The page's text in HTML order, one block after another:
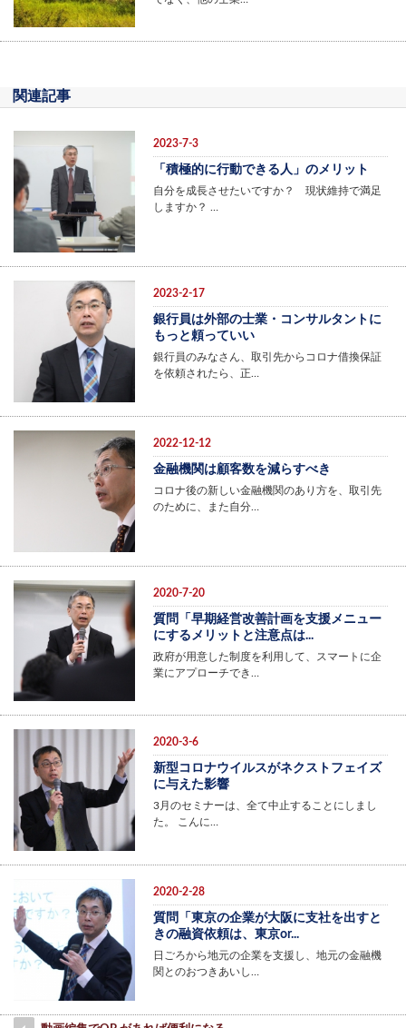
関連記事
2023-7-3
「積極的に行動できる人」のメリット
自分を成長させたいですか？ 現状維持で満足
しますか？ …
2023-2-17
銀行員は外部の士業・コンサルタントに
もっと頼っていい
銀行員のみなさん、取引先からコロナ借換保証
を依頼されたら、正…
2022-12-12
金融機関は顧客数を減らすべき
コロナ後の新しい金融機関のあり方を、取引先
のために、また自分…
2020-7-20
質問「早期経営改善計画を支援メニュー
にするメリットと注意点は...
政府が用意した制度を利用して、スマートに企
業にアプローチでき…
2020-3-6
新型コロナウイルスがネクストフェイズ
に与えた影響
3月のセミナーは、全て中止することにしまし
た。 こんに…
2020-2-28
質問「東京の企業が大阪に支社を出すと
きの融資依頼は、東京or...
日ごろから地元の企業を支援し、地元の金融機
関とのおつきあいし…